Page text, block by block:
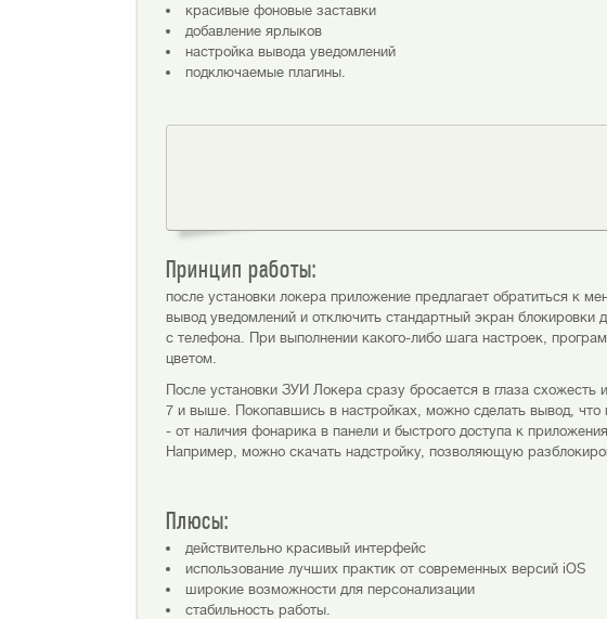
красивые фоновые заставки
добавление ярлыков
настройка вывода уведомлений
подключаемые плагины.
Принцип работы:
после установки локера приложение предлагает обратиться к
вывод уведомлений и отключить стандартный экран блокировки
с телефона. При выполнении какого-либо шага настроек,
цветом.
После установки ЗУИ Локера сразу бросается в глаза схожесть
7 и выше. Покопавшись в настройках, можно сделать вывод,
- от наличия фонарика в панели и быстрого доступа к
Например, можно скачать надстройку, позволяющую
Плюсы:
действительно красивый интерфейс
использование лучших практик от современных версий iOS
широкие возможности для персонализации
стабильность работы.